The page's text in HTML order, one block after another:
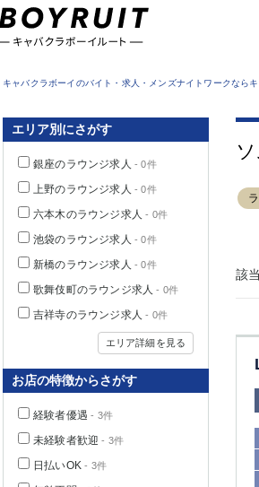
キャバクラボーイのバイト・求人・メンズナイトワークなら
該
エリア別にさがす
銀座のラウンジ求人 - 0件
上野のラウンジ求人 - 0件
六本木のラウンジ求人- 0件
池袋のラウンジ求人 - 0件
新橋のラウンジ求人 - 0件
歌舞伎町のラウンジ求人- 0件
吉祥寺のラウンジ求人- 0件
エリア詳細を見る
お店の特徴からさがす
経験者優遇 - 3件
未経験者歓迎 - 3件
日払いOK - 3件
東京都